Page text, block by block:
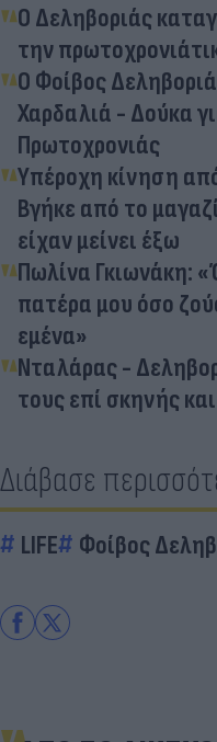
Ο Δεληβοριάς
την
Ο Φοίβος
Χαρδαλιά - Δούκα
Πρωτοχρονιάς
Υπέροχη κίνηση
Βγήκε από το
είχαν μείνει έξω
Πωλίνα Γκιωνάκη:
πατέρα μου όσο
εμένα»
Νταλάρας -
τους επί σκηνής
Διάβασε
LIFE Φοίβος